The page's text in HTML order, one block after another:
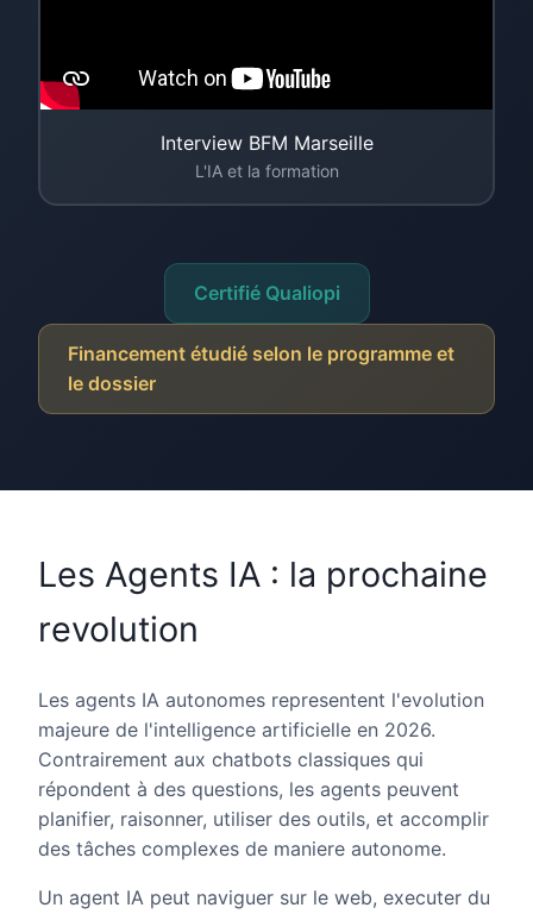
Interview BFM Marseille
L'IA et la formation
Certifié Qualiopi
Financement étudié selon le programme et
le dossier
Les Agents IA : la prochaine
revolution
Les agents IA autonomes representent l'evolution
majeure de l'intelligence artificielle en 2026.
Contrairement aux chatbots classiques qui
répondent à des questions, les agents peuvent
planifier, raisonner, utiliser des outils, et accomplir
des tâches complexes de maniere autonome.
Un agent IA peut naviguer sur le web, executer du